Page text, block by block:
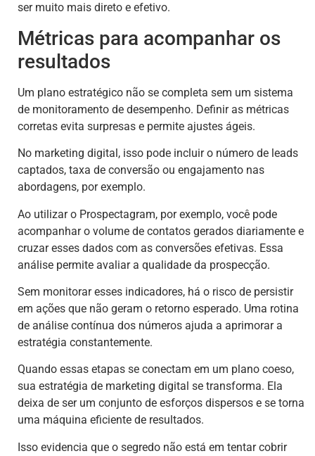
ser muito mais direto e efetivo.
Métricas para acompanhar os
resultados
Um plano estratégico não se completa sem um sistema
de monitoramento de desempenho. Definir as métricas
corretas evita surpresas e permite ajustes ágeis.
No marketing digital, isso pode incluir o número de leads
captados, taxa de conversão ou engajamento nas
abordagens, por exemplo.
Ao utilizar o Prospectagram, por exemplo, você pode
acompanhar o volume de contatos gerados diariamente e
cruzar esses dados com as conversões efetivas. Essa
análise permite avaliar a qualidade da prospecção.
Sem monitorar esses indicadores, há o risco de persistir
em ações que não geram o retorno esperado. Uma rotina
de análise contínua dos números ajuda a aprimorar a
estratégia constantemente.
Quando essas etapas se conectam em um plano coeso,
sua estratégia de marketing digital se transforma. Ela
deixa de ser um conjunto de esforços dispersos e se torna
uma máquina eficiente de resultados.
Isso evidencia que o segredo não está em tentar cobrir